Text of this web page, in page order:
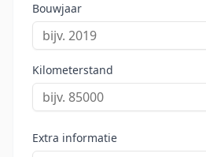
Bouwjaar
Kilometerstand
Extra informatie